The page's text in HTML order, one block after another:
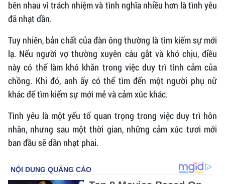
bên nhau vì trách nhiệm và tình nghĩa nhiều hơn là tình yêu
đã nhạt dần.
Tuy nhiên, bản chất của đàn ông thường là tìm kiếm sự mới
lạ. Nếu người vợ thường xuyên cáu gắt và khó chịu, điều
này có thể làm khó khăn trong việc duy trì tình cảm của
chồng. Khi đó, anh ấy có thể tìm đến một người phụ nữ
khác để tìm kiếm sự mới mẻ và cảm xúc khác.
Tình yêu là một yếu tố quan trọng trong việc duy trì hôn
nhân, nhưng sau một thời gian, những cảm xúc tươi mới
ban đầu sẽ dần nhạt phai.